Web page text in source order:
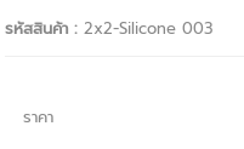
รหัสสินค้า :2x2-Silicone 003
ราคา